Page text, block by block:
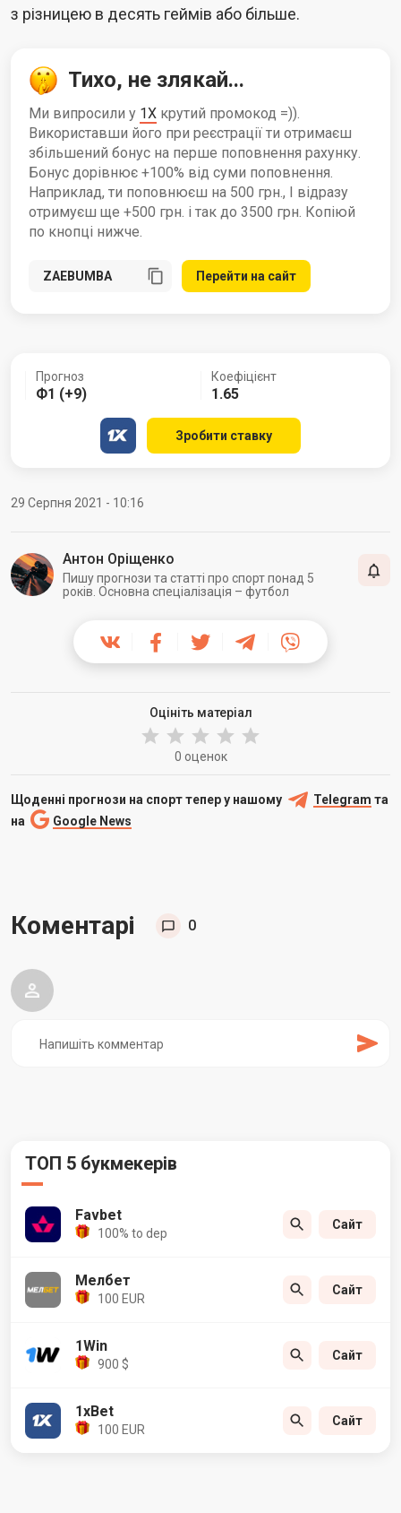
з різницею в десять геймів або більше.
Тихо, не злякай...
Ми випросили у 1X крутий промокод =)).
Використавши його при реєстрації ти отримаєш
збільшений бонус на перше поповнення рахунку.
Бонус дорівнює +100% від суми поповнення.
Наприклад, ти поповнюєш на 500 грн., І відразу
отримуєш ще +500 грн. і так до 3500 грн. Копіюй
по кнопці нижче.
Перейти на сайт
Прогноз
Ф1 (+9)
Коефіцієнт
1.65
Зробити ставку
29 Серпня 2021 - 10:16
Антон Оріщенко
Пишу прогнози та статті про спорт понад 5
років. Основна спеціалізація – футбол
Оцініть матеріал
0 оценок
Щоденні прогнози на спорт тепер у нашому Telegram та
на
Google News
Коментарі 0
ТОП 5 букмекерів
Favbet
100% to dep
Сайт
Мелбет
100 EUR
Сайт
1Win
900 $
Сайт
1xBet
100 EUR
Сайт